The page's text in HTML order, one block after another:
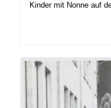
Kinder mit Nonne auf